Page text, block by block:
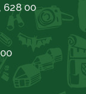
628 00